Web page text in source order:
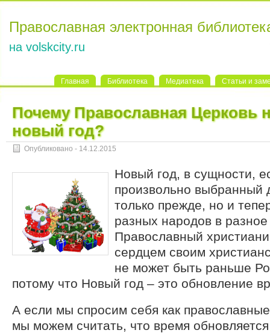
Православная электронная
на volskcity.ru
Главная Библиотека Медиатека Статьи и
Почему Православная Церковь
новый год?
Опубликовано - 14.12.2015
Новый год, в сущности,
произвольно выбранный
только прежде, но и
разных народов в
Православный
сердцем своим
не может быть раньше
потому что Новый год – это обновление
А если мы спросим себя как
мы можем считать, что время